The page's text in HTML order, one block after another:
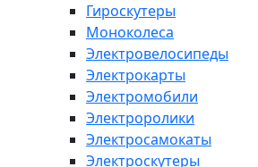
Гироскутеры
Моноколеса
Электровелосипеды
Электрокарты
Электромобили
Электроролики
Электросамокаты
Электроскутеры